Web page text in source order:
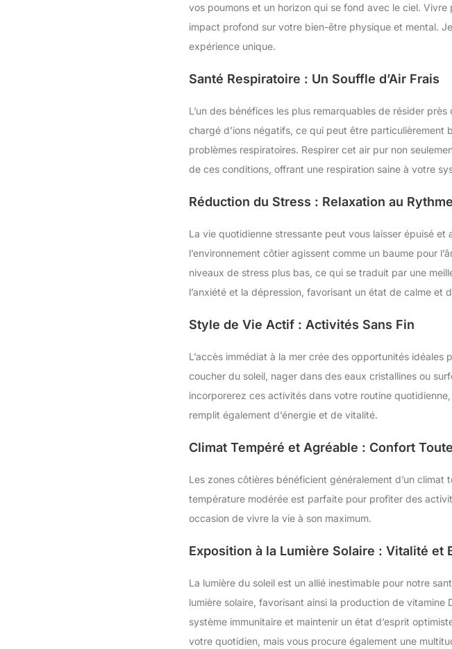
vos poumons et un horizon qui se fond avec le ciel. Vivre
impact profond sur votre bien-être physique et mental.
expérience unique.
Santé Respiratoire : Un Souffle d’Air Frais
L’un des bénéfices les plus remarquables de résider près
chargé d’ions négatifs, ce qui peut être particulièrement
problèmes respiratoires. Respirer cet air pur non
de ces conditions, offrant une respiration saine à votre
Réduction du Stress : Relaxation au
La vie quotidienne stressante peut vous laisser épuisé
l’environnement côtier agissent comme un baume pour
niveaux de stress plus bas, ce qui se traduit par une
l’anxiété et la dépression, favorisant un état de calme et
Style de Vie Actif : Activités Sans Fin
L’accès immédiat à la mer crée des opportunités
coucher du soleil, nager dans des eaux cristallines ou
incorporerez ces activités dans votre routine
remplit également d’énergie et de vitalité.
Climat Tempéré et Agréable : Confort
Les zones côtières bénéficient généralement d’un
température modérée est parfaite pour profiter des
occasion de vivre la vie à son maximum.
Exposition à la Lumière Solaire : Vitalité et
La lumière du soleil est un allié inestimable pour notre
lumière solaire, favorisant ainsi la production de
système immunitaire et maintenir un état d’esprit
votre quotidien, mais vous procure également une